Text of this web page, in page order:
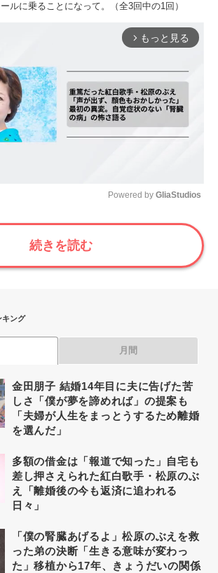
ルに乗ることになって。（全3回中の1回）
arrow_forward_ios もっと見る
Mute
Powered by GliaStudios
続きを読む
キング
月間
金田朋子 結婚14年目に夫に告げた苦
しさ「僕が夢を諦めれば」の提案も
「夫婦が人生をまっとうするため離婚
を選んだ」
多額の借金は「報道で知った」自宅も
差し押さえられた紅白歌手・松原のぶ
え「離婚後の今も返済に追われる
日々」
「僕の腎臓あげるよ」松原のぶえを救
った弟の決断「生きる意味が変わっ
た」移植から17年、きょうだいの関係